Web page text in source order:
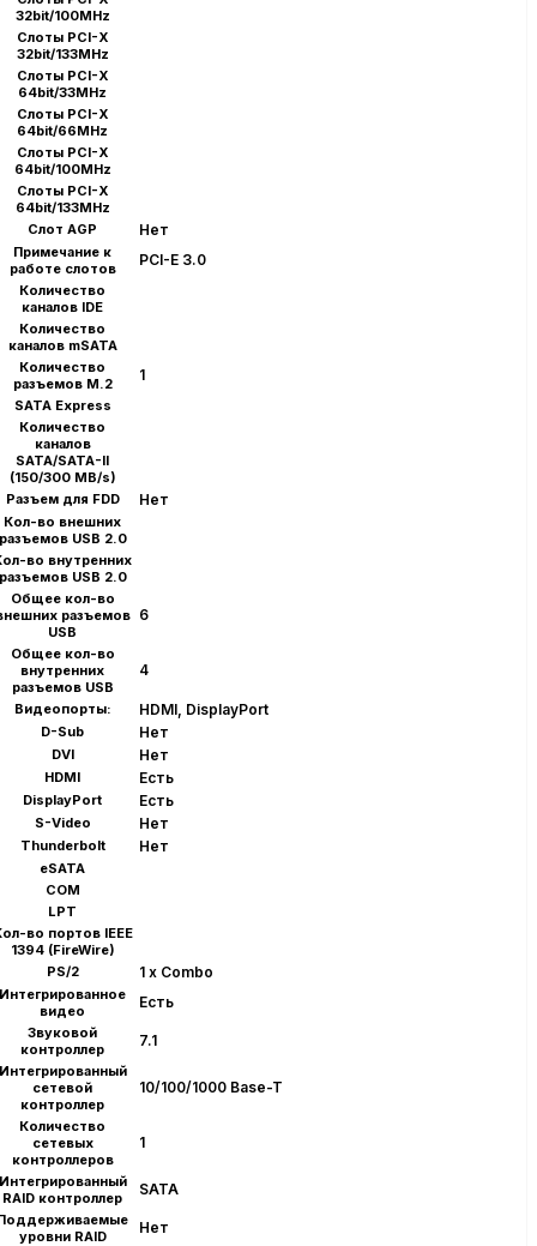
32bit/100MHz
Слоты PCI-X
32bit/133MHz
Слоты PCI-X
64bit/33MHz
Слоты PCI-X
64bit/66MHz
Слоты PCI-X
64bit/100MHz
Слоты PCI-X
64bit/133MHz
Слот AGP
Нет
Примечание к
работе слотов
PCI-E 3.0
Количество
каналов IDE
Количество
каналов mSATA
Количество
разъемов M.2
1
SATA Express
Количество
каналов
SATA/SATA-II
(150/300 MB/s)
Разъем для FDD
Нет
Кол-во внешних
USB 2.0
во внутренних
USB 2.0
Общее кол-во
разъемов
USB
6
Общее кол-во
внутренних
разъемов USB
4
Видеопорты: HDMI, DisplayPort
D-Sub Нет
DVI Нет
HDMI Есть
DisplayPort Есть
S-Video Нет
Thunderbolt Нет
eSATA
COM
LPT
во портов IEEE
1394 (FireWire)
PS/2
1 x Combo
Интегрированное
видео
Есть
Звуковой
контроллер
7.1
сетевой
контроллер
10/100/1000 Base-T
Количество
сетевых
контроллеров
1
RAID контроллер
SATA
уровни RAID
Нет